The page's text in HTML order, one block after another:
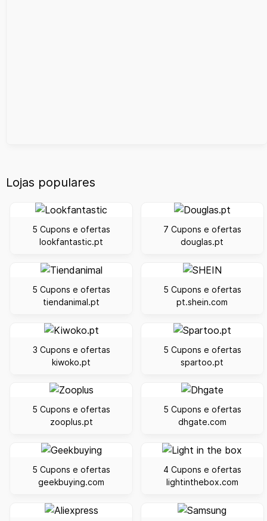
Lojas populares
5 Cupons e ofertas
lookfantastic.pt
7 Cupons e ofertas
douglas.pt
5 Cupons e ofertas
tiendanimal.pt
5 Cupons e ofertas
pt.shein.com
3 Cupons e ofertas
kiwoko.pt
5 Cupons e ofertas
spartoo.pt
5 Cupons e ofertas
zooplus.pt
5 Cupons e ofertas
dhgate.com
5 Cupons e ofertas
geekbuying.com
4 Cupons e ofertas
lightinthebox.com